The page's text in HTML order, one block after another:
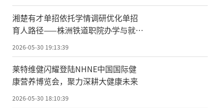
湘楚有才单招依托学情调研优化单招
育人路径——株洲铁道职院办学与就业
2026-05-30 19:13:39
莱特维健闪耀登陆NHNE中国国际健
康营养博览会，聚力深耕大健康未来
2026-05-30 18:10:39